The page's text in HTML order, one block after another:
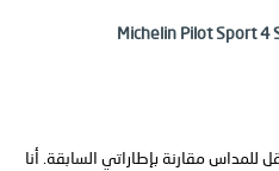
مقارنة بإطاراتي السابقة. أنا